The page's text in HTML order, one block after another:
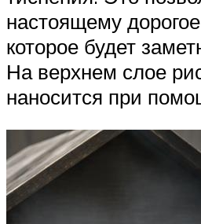
настоящему
которое будет
На верхнем слое
наносится при